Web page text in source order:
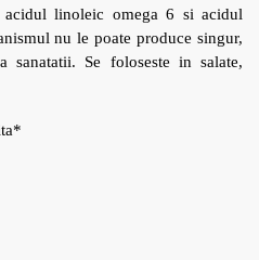
linoleic omega 6 si acidul
nu le poate produce singur,
sanatatii. Se foloseste in salate,